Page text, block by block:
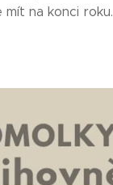
mít na konci roku.